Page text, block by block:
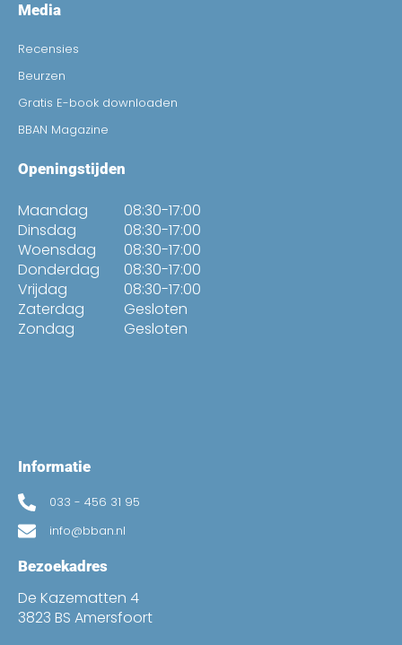
Media
Recensies
Beurzen
Gratis E-book downloaden
BBAN Magazine
Openingstijden
Maandag
Dinsdag
Woensdag
Donderdag
Vrijdag
Zaterdag
Zondag
08:30-17:00
08:30-17:00
08:30-17:00
08:30-17:00
08:30-17:00
Gesloten
Gesloten
Informatie
033 - 456 31 95
info@bban.nl
Bezoekadres
De Kazematten 4
3823 BS Amersfoort